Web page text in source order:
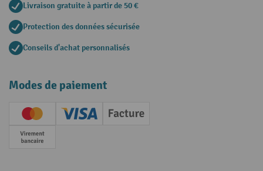
Livraison gratuite à partir de 50 €
Protection des données sécurisée
Conseils d'achat personnalisés
Modes de paiement
Creditcard (Master)Creditcard (Visa)
Facture
Paiement anticipé